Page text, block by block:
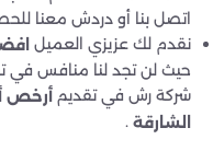
اتصل بنا أو دردش معنا
نقدم لك عزيزي العميل
حيث لن تجد لنا منافس في
شركة رش في تقديم أرخص
الشارقة .